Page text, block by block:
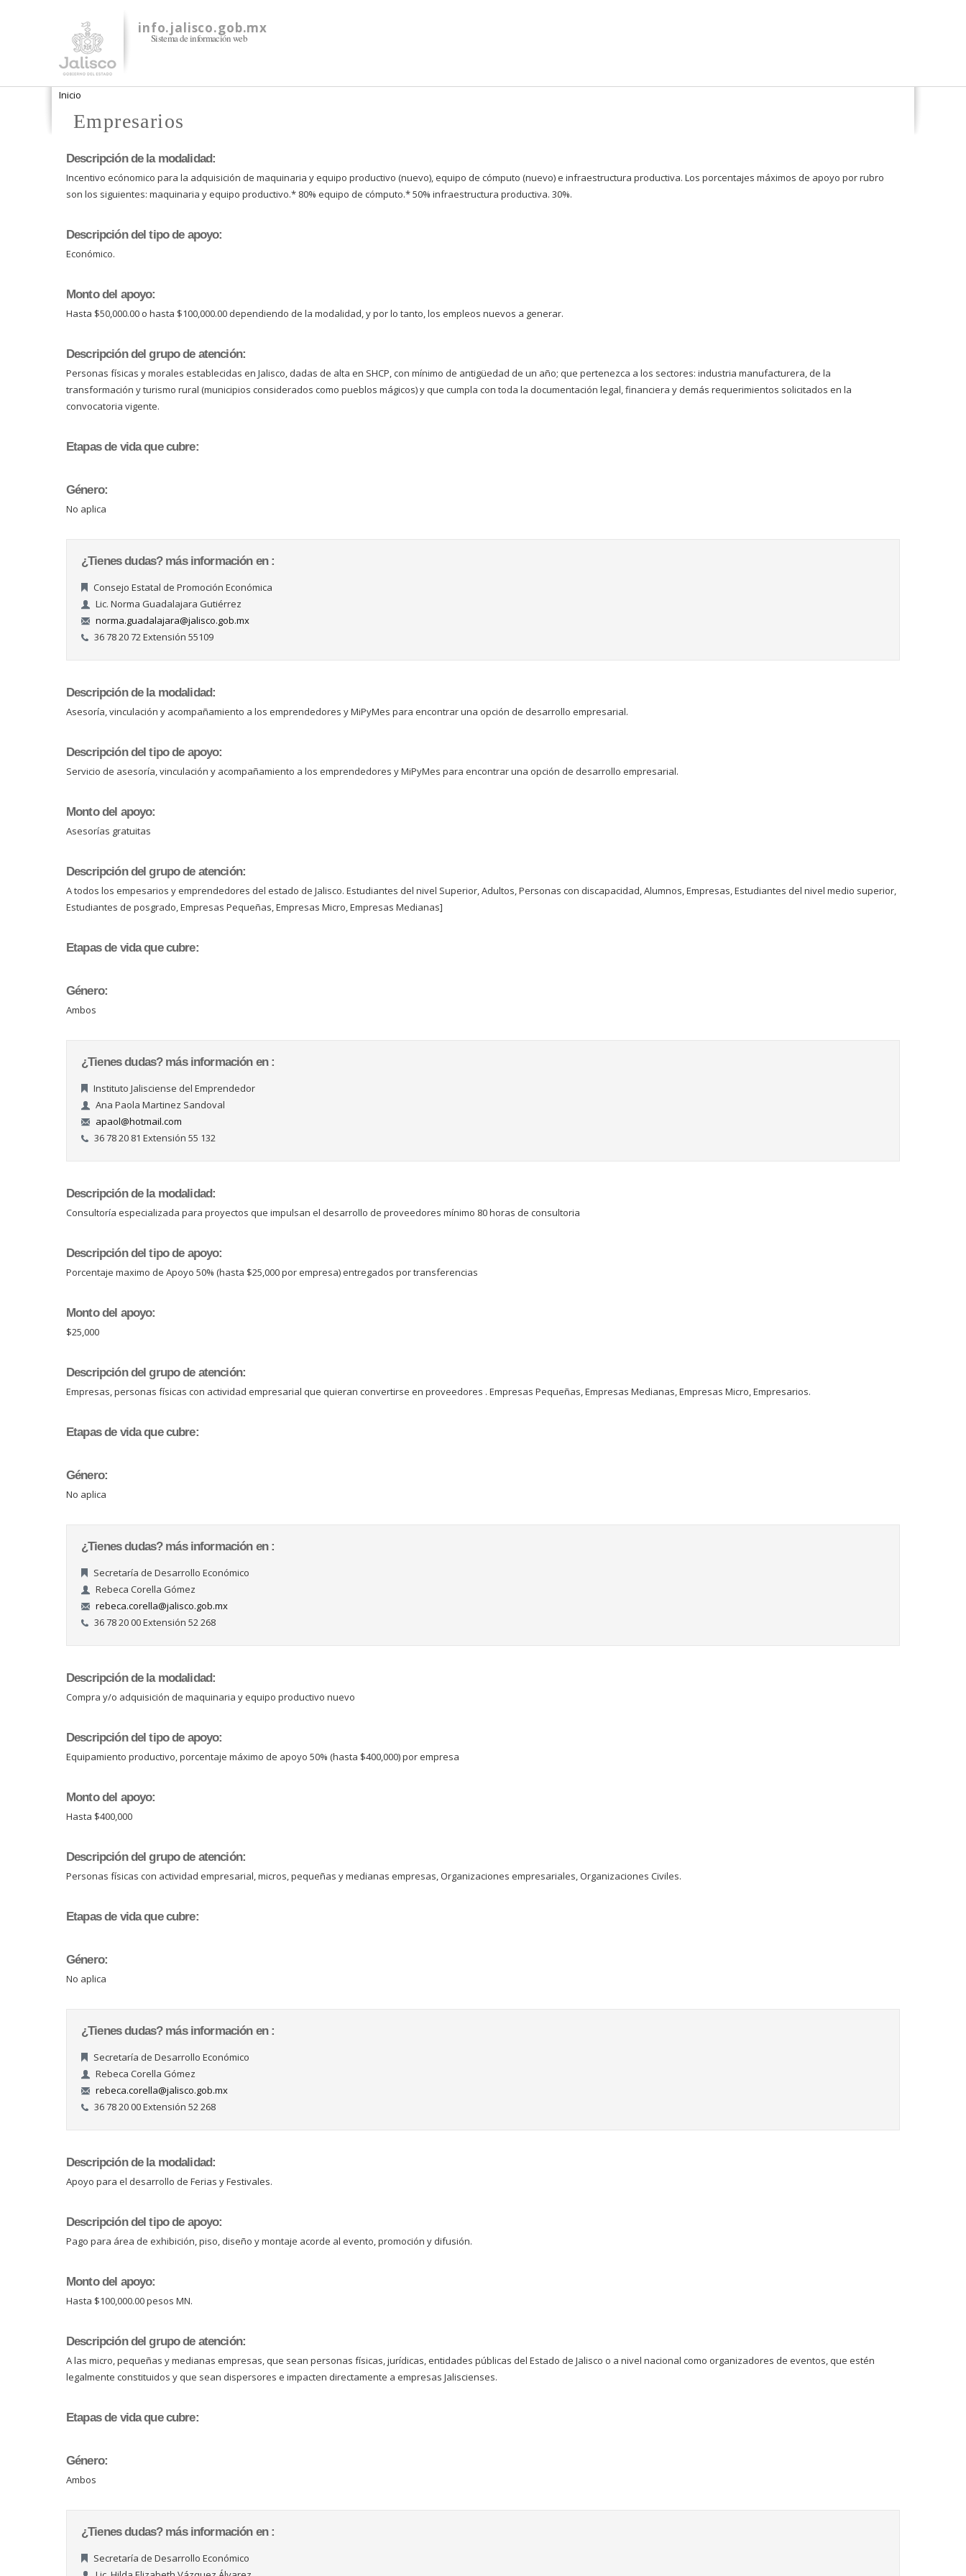
info.jalisco.gob.mx
Sistema de información web
Se encuentra usted aquí
Inicio
Empresarios
Descripción de la modalidad:
Incentivo ecónomico para la adquisición de maquinaria y equipo productivo (nuevo), equipo de cómputo (nuevo) e infraestructura productiva. Los porcentajes máximos de apoyo por rubro
son los siguientes: maquinaria y equipo productivo.* 80% equipo de cómputo.* 50% infraestructura productiva. 30%.
Descripción del tipo de apoyo:
Económico.
Monto del apoyo:
Hasta $50,000.00 o hasta $100,000.00 dependiendo de la modalidad, y por lo tanto, los empleos nuevos a generar.
Descripción del grupo de atención:
Personas físicas y morales establecidas en Jalisco, dadas de alta en SHCP, con mínimo de antigüedad de un año; que pertenezca a los sectores: industria manufacturera, de la
transformación y turismo rural (municipios considerados como pueblos mágicos) y que cumpla con toda la documentación legal, financiera y demás requerimientos solicitados en la
convocatoria vigente.
Etapas de vida que cubre:
Género:
No aplica
¿Tienes dudas? más información en :
Consejo Estatal de Promoción Económica
Lic. Norma Guadalajara Gutiérrez
norma.guadalajara@jalisco.gob.mx
36 78 20 72 Extensión 55109
Descripción de la modalidad:
Asesoría, vinculación y acompañamiento a los emprendedores y MiPyMes para encontrar una opción de desarrollo empresarial.
Descripción del tipo de apoyo:
Servicio de asesoría, vinculación y acompañamiento a los emprendedores y MiPyMes para encontrar una opción de desarrollo empresarial.
Monto del apoyo:
Asesorías gratuitas
Descripción del grupo de atención:
A todos los empesarios y emprendedores del estado de Jalisco. Estudiantes del nivel Superior, Adultos, Personas con discapacidad, Alumnos, Empresas, Estudiantes del nivel medio superior,
Estudiantes de posgrado, Empresas Pequeñas, Empresas Micro, Empresas Medianas]
Etapas de vida que cubre:
Género:
Ambos
¿Tienes dudas? más información en :
Instituto Jalisciense del Emprendedor
Ana Paola Martinez Sandoval
apaol@hotmail.com
36 78 20 81 Extensión 55 132
Descripción de la modalidad:
Consultoría especializada para proyectos que impulsan el desarrollo de proveedores mínimo 80 horas de consultoria
Descripción del tipo de apoyo:
Porcentaje maximo de Apoyo 50% (hasta $25,000 por empresa) entregados por transferencias
Monto del apoyo:
$25,000
Descripción del grupo de atención:
Empresas, personas físicas con actividad empresarial que quieran convertirse en proveedores . Empresas Pequeñas, Empresas Medianas, Empresas Micro, Empresarios.
Etapas de vida que cubre:
Género:
No aplica
¿Tienes dudas? más información en :
Secretaría de Desarrollo Económico
Rebeca Corella Gómez
rebeca.corella@jalisco.gob.mx
36 78 20 00 Extensión 52 268
Descripción de la modalidad:
Compra y/o adquisición de maquinaria y equipo productivo nuevo
Descripción del tipo de apoyo:
Equipamiento productivo, porcentaje máximo de apoyo 50% (hasta $400,000) por empresa
Monto del apoyo:
Hasta $400,000
Descripción del grupo de atención:
Personas físicas con actividad empresarial, micros, pequeñas y medianas empresas, Organizaciones empresariales, Organizaciones Civiles.
Etapas de vida que cubre:
Género:
No aplica
¿Tienes dudas? más información en :
Secretaría de Desarrollo Económico
Rebeca Corella Gómez
rebeca.corella@jalisco.gob.mx
36 78 20 00 Extensión 52 268
Descripción de la modalidad:
Apoyo para el desarrollo de Ferias y Festivales.
Descripción del tipo de apoyo:
Pago para área de exhibición, piso, diseño y montaje acorde al evento, promoción y difusión.
Monto del apoyo:
Hasta $100,000.00 pesos MN.
Descripción del grupo de atención:
A las micro, pequeñas y medianas empresas, que sean personas físicas, jurídicas, entidades públicas del Estado de Jalisco o a nivel nacional como organizadores de eventos, que estén
legalmente constituidos y que sean dispersores e impacten directamente a empresas Jaliscienses.
Etapas de vida que cubre:
Género:
Ambos
¿Tienes dudas? más información en :
Secretaría de Desarrollo Económico